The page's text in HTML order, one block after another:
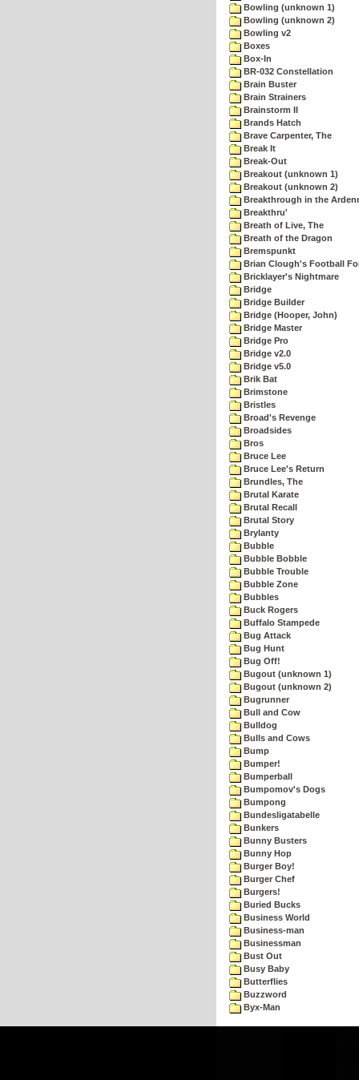
Bowling (unknown 1)
Bowling (unknown 2)
Bowling v2
Boxes
Box-In
BR-032 Constellation
Brain Buster
Brain Strainers
Brainstorm II
Brands Hatch
Brave Carpenter, The
Break It
Break-Out
Breakout (unknown 1)
Breakout (unknown 2)
Breakthrough in the
Breakthru'
Breath of Live, The
Breath of the Dragon
Bremspunkt
Brian Clough's Football
Bricklayer's Nightmare
Bridge
Bridge Builder
Bridge (Hooper, John)
Bridge Master
Bridge Pro
Bridge v2.0
Bridge v5.0
Brik Bat
Brimstone
Bristles
Broad's Revenge
Broadsides
Bros
Bruce Lee
Bruce Lee's Return
Brundles, The
Brutal Karate
Brutal Recall
Brutal Story
Brylanty
Bubble
Bubble Bobble
Bubble Trouble
Bubble Zone
Bubbles
Buck Rogers
Buffalo Stampede
Bug Attack
Bug Hunt
Bug Off!
Bugout (unknown 1)
Bugout (unknown 2)
Bugrunner
Bull and Cow
Bulldog
Bulls and Cows
Bump
Bumper!
Bumperball
Bumpomov's Dogs
Bumpong
Bundesligatabelle
Bunkers
Bunny Busters
Bunny Hop
Burger Boy!
Burger Chef
Burgers!
Buried Bucks
Business World
Business-man
Businessman
Bust Out
Busy Baby
Butterflies
Buzzword
Byx-Man